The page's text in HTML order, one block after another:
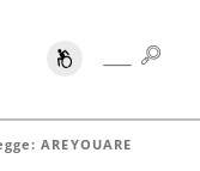
SUCHE
AREYOUARE